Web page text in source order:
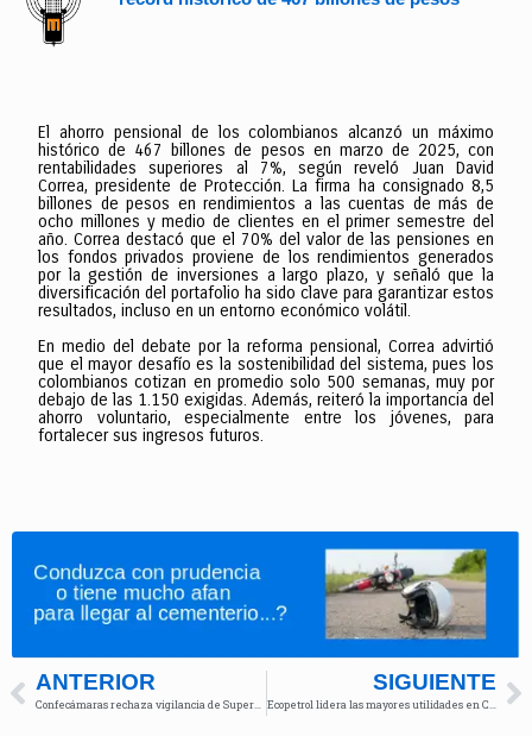
El ahorro pensional de los colombianos alcanzó un máximo
histórico de 467 billones de pesos en marzo de 2025, con
rentabilidades superiores al 7%, según reveló Juan David
Correa, presidente de Protección. La firma ha consignado 8,5
billones de pesos en rendimientos a las cuentas de más de
ocho millones y medio de clientes en el primer semestre del
año. Correa destacó que el 70% del valor de las pensiones en
los fondos privados proviene de los rendimientos generados
por la gestión de inversiones a largo plazo, y señaló que la
diversificación del portafolio ha sido clave para garantizar estos
resultados, incluso en un entorno económico volátil.
En medio del debate por la reforma pensional, Correa advirtió
que el mayor desafío es la sostenibilidad del sistema, pues los
colombianos cotizan en promedio solo 500 semanas, muy por
debajo de las 1.150 exigidas. Además, reiteró la importancia del
ahorro voluntario, especialmente entre los jóvenes, para
fortalecer sus ingresos futuros.
ANTERIOR SIGUIENTE